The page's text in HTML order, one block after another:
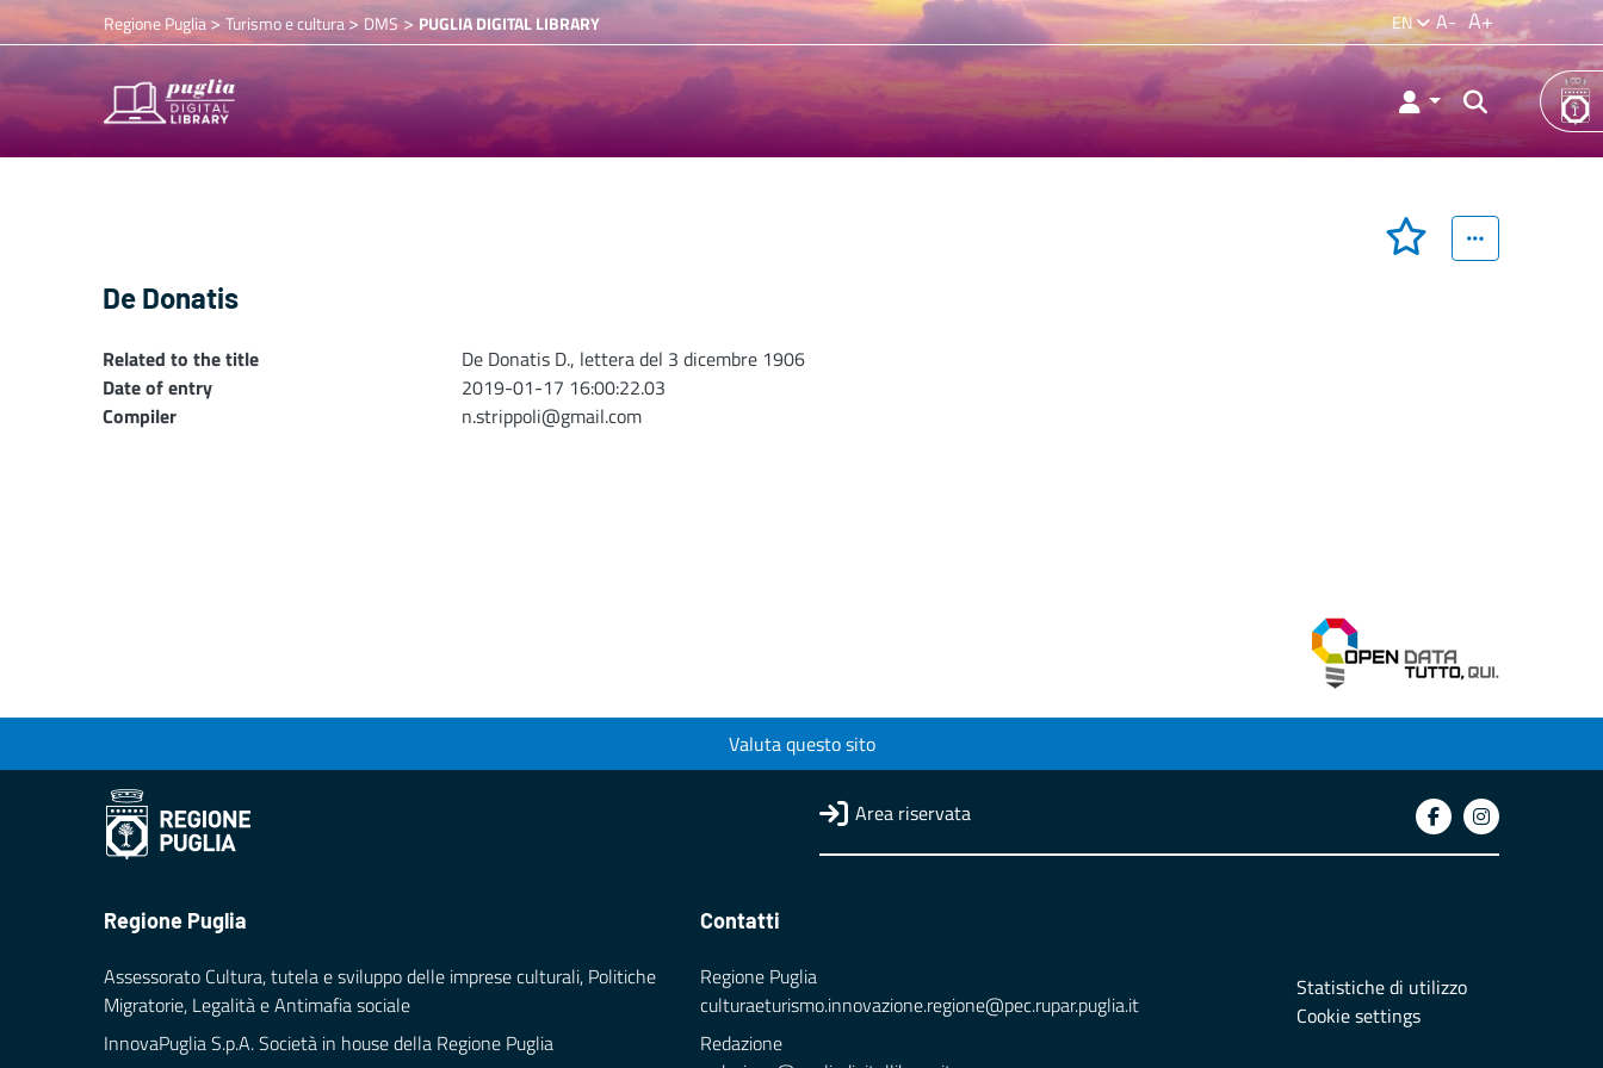
Regione Puglia> Turismo e cultura>DMS > PUGLIA DIGITAL LIBRARY EN A- A+
De Donatis
Related to the title
De Donatis D., lettera del 3 dicembre 1906
Date of entry
2019-01-17 16:00:22.03
Compiler
n.strippoli@gmail.com
Valuta questo sito
Area riservata
Regione Puglia
Assessorato Cultura, tutela e sviluppo delle imprese culturali, Politiche
Migratorie, Legalità e Antimafia sociale
InnovaPuglia S.p.A. Società in house della Regione Puglia
Contatti
Regione Puglia
culturaeturismo.innovazione.regione@pec.rupar.puglia.it
Redazione
Statistiche di utilizzo
Cookie settings